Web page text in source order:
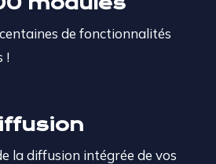
de fonctionnalités
!
la diffusion intégrée de vos